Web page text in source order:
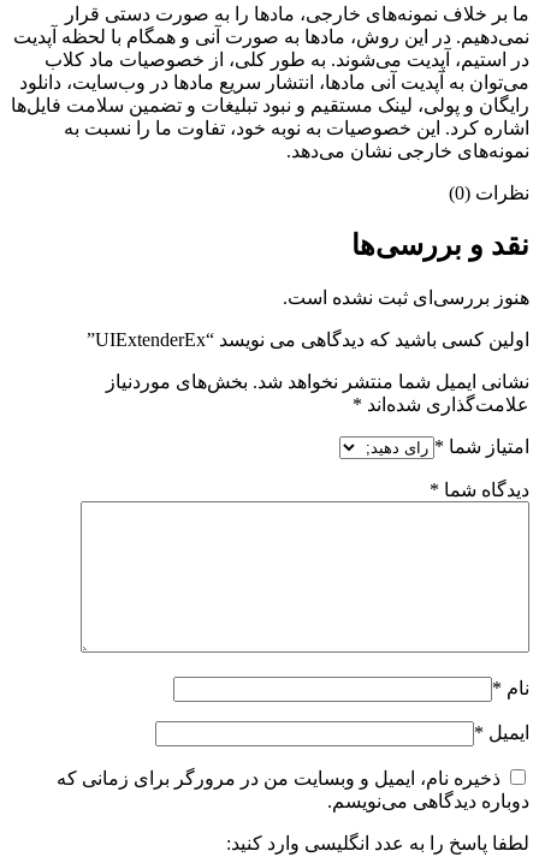
ما بر خلاف نمونه‌های خارجی، مادها را به صورت دستی قرار
نمی‌دهیم. در این روش، مادها به صورت آنی و همگام با لحظه آپدیت
در استیم، آپدیت می‌شوند. به طور کلی، از خصوصیات ماد کلاب
می‌‌توان به آپدیت آنی مادها، انتشار سریع مادها در وب‌سایت، دانلود
رایگان و پولی، لینک مستقیم و نبود تبلیغات و تضمین سلامت فایل‌ها
اشاره کرد. این خصوصیات به نوبه خود، تفاوت ما را نسبت به
نمونه‌های خارجی نشان می‌دهد.
نظرات (0)
نقد و بررسی‌ها
هنوز بررسی‌ای ثبت نشده است.
اولین کسی باشید که دیدگاهی می نویسد “UIExtenderEx”
نشانی ایمیل شما منتشر نخواهد شد. بخش‌های موردنیاز
علامت‌گذاری شده‌اند *
امتیاز شما *
دیدگاه شما *
نام *
ایمیل *
ذخیره نام، ایمیل و وبسایت من در مرورگر برای زمانی که
دوباره دیدگاهی می‌نویسم.
لطفا پاسخ را به عدد انگلیسی وارد کنید: